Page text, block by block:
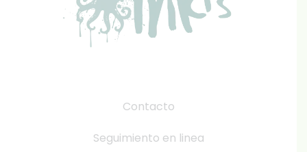
Contacto
Seguimiento en linea